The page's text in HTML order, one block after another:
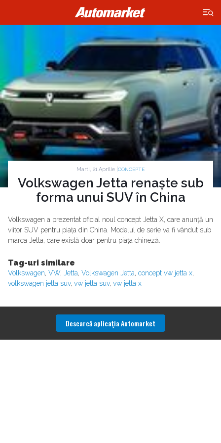
×
Marti, 21 Aprilie | CONCEPTE
Volkswagen Jetta renaște sub
forma unui SUV în China
Volkswagen a prezentat oficial noul concept Jetta X, care anunță un
viitor SUV pentru piața din China. Modelul de serie va fi vândut sub
marca Jetta, care există doar pentru piața chineză.
Tag-uri similare
Volkswagen, VW, Jetta, Volkswagen Jetta, concept vw jetta x,
volkswagen jetta suv, vw jetta suv, vw jetta x
Descarcă aplicaţia Automarket